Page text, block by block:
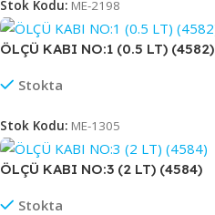
Stok Kodu: ME-2198
ÖLÇÜ KABI NO:1 (0.5 LT) (4582)
Stokta
Stok Kodu: ME-1305
ÖLÇÜ KABI NO:3 (2 LT) (4584)
Stokta